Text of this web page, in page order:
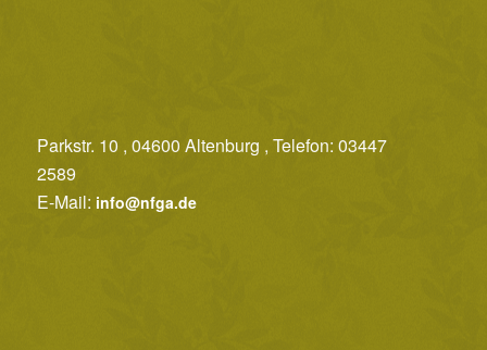
Parkstr. 10 , 04600 Altenburg , Telefon: 03447
2589
E-Mail: info@nfga.de